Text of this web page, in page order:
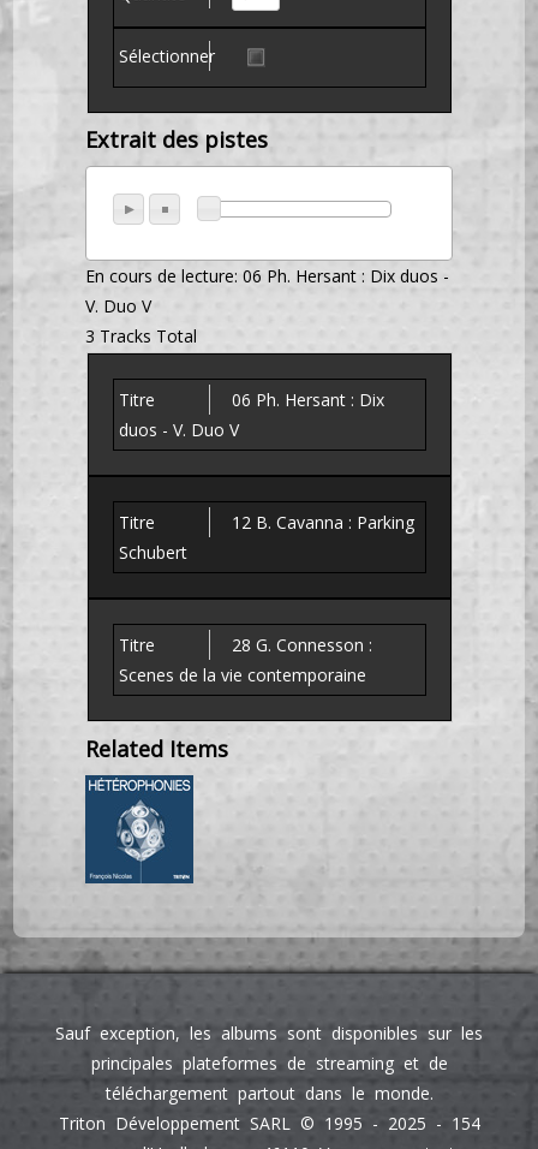
Extrait des pistes
En cours de lecture:06 Ph. Hersant : Dix duos -
V. Duo V
3 Tracks Total
06 Ph. Hersant : Dix
duos - V. Duo V
12 B. Cavanna : Parking
Schubert
28 G. Connesson :
Scenes de la vie contemporaine
Related Items
Sauf exception, les albums sont disponibles sur les
principales plateformes de streaming et de
téléchargement partout dans le monde.
Triton Développement SARL © 1995 - 2025 - 154